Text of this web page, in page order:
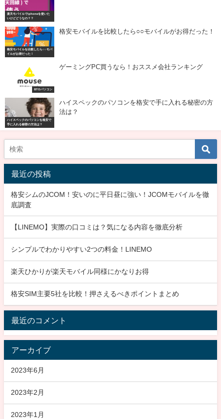
楽天モバイルでiphoneを使いた
いけどどうなの？？
格安モバイルを比較したら○○モバ
イルがお得だった！
格安モバイルを比較したら○○モバイルがお得だった！
BTOパソコン
ゲーミングPC買うなら！おススメ会社ランキング
ハイスペックのパソコンを格安で
手に入れる秘密の方法は？
ハイスペックのパソコンを格安で手に入れる秘密の方
法は？
最近の投稿
格安シムのJCOM！安いのに平日昼に強い！JCOMモバイルを徹
底調査
【LINEMO】実際の口コミは？気になる内容を徹底分析
シンプルでわかりやすい2つの料金！LINEMO
楽天ひかりが楽天モバイル同様にかなりお得
格安SIM主要5社を比較！押さえるべきポイントまとめ
最近のコメント
アーカイブ
2023年6月
2023年2月
2023年1月